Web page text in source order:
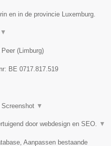
en in de provincie Luxemburg.
▼
Peer (Limburg)
BE 0717.817.519
Screenshot ▼
door webdesign en SEO. ▼
Aanpassen bestaande